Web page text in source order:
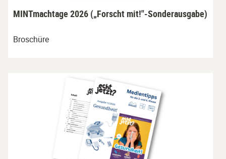
MINTmachtage 2026 („Forscht mit!"-Sonderausgabe)
Broschüre